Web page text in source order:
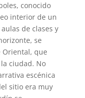
conocido
interior de un
de clases y
se
Oriental, que
ciudad. No
escénica
sitio era muy